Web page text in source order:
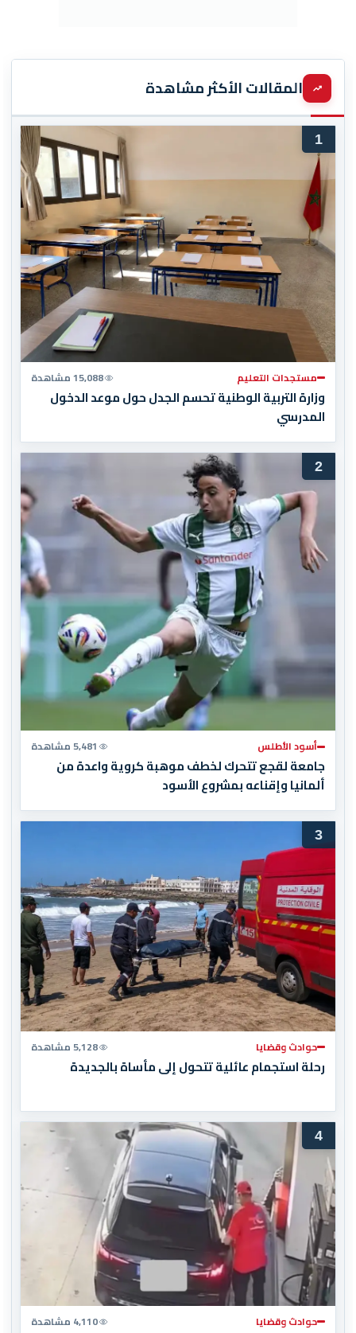
المقالات الأكثر مشاهدة
1
مستجدات التعليم 15,088 مشاهدة
وزارة التربية الوطنية تحسم الجدل حول موعد الدخول
المدرسي
2
أسود الأطلس 5,481 مشاهدة
جامعة لقجع تتحرك لخطف موهبة كروية واعدة من
ألمانيا وإقناعه بمشروع الأسود
3
حوادث وقضايا 5,128 مشاهدة
رحلة استجمام عائلية تتحول إلى مأساة بالجديدة
4
حوادث وقضايا 4,110 مشاهدة